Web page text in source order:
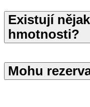
Existují
hmotnosti?
Mohu